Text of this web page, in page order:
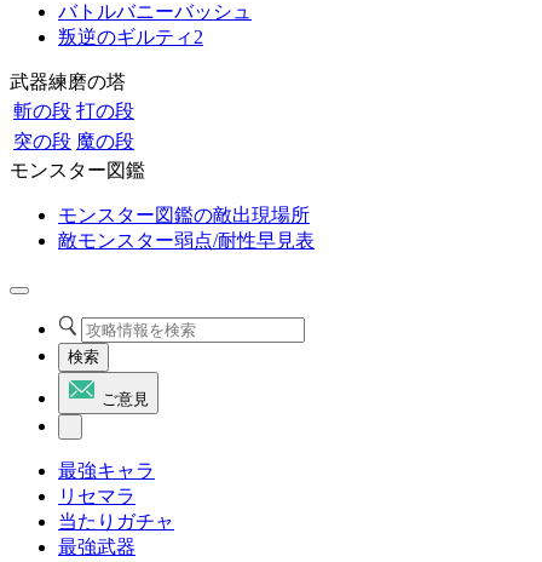
バトルバニーバッシュ
叛逆のギルティ2
武器練磨の塔
斬の段 打の段
突の段 魔の段
モンスター図鑑
モンスター図鑑の敵出現場所
敵モンスター弱点/耐性早見表
検索
ご意見
最強キャラ
リセマラ
当たりガチャ
最強武器